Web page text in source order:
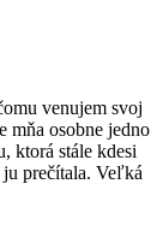
venujem svoj
mňa osobne jedno
ktorá stále kdesi
prečítala. Veľká